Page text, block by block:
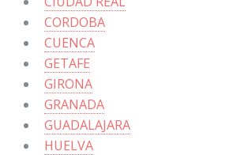
CORDOBA
CUENCA
GETAFE
GIRONA
GRANADA
GUADALAJARA
HUELVA